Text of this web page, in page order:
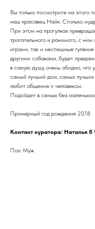
Вы только посмотрите на этого
наш красавец Найк. Столько
При этом на прогулках
трогательного и ранимого, с
играми, так и неспешные
другими собаками, будет
в самую душу, очень обидно,
самый лучший дом, самых лучших
любит общение с человеком.
Подойдет в семью без
Примерный год рождения 2018
Контакт куратора: Наталья
Пол: Муж